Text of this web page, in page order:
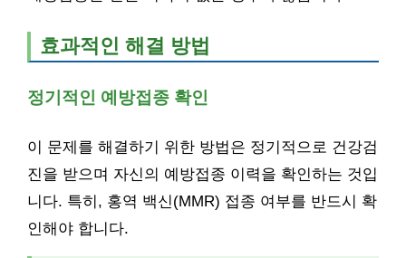
효과적인 해결 방법
정기적인 예방접종 확인
이 문제를 해결하기 위한 방법은 정기적으로 건강검
진을 받으며 자신의 예방접종 이력을 확인하는 것입
니다. 특히, 홍역 백신(MMR) 접종 여부를 반드시 확
인해야 합니다.